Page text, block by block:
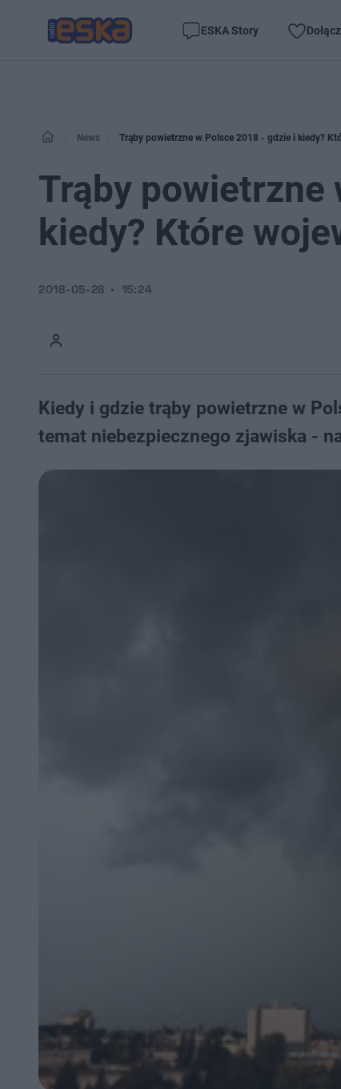
ESKA Story Dołącz
News Trąby powietrzne w Polsce 2018 - gdzie i kiedy?
Trąby powietrzne
kiedy? Które
2018-05-28 15:24
Kiedy i gdzie trąby powietrzne w
temat niebezpiecznego zjawiska -